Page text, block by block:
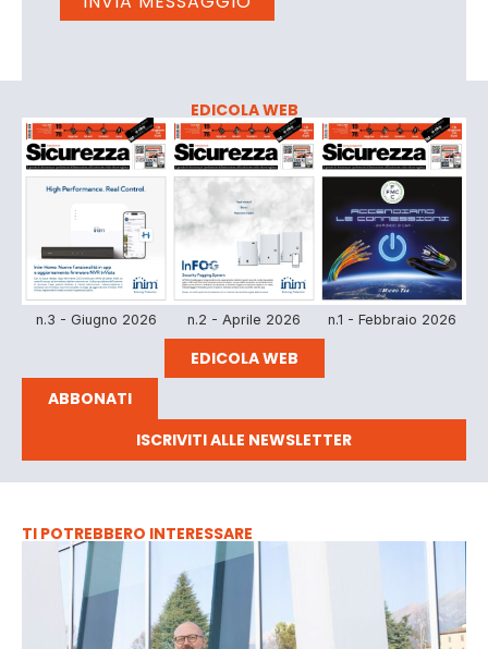
EDICOLA WEB
n.3 - Giugno 2026 n.2 - Aprile 2026 n.1 - Febbraio 2026
EDICOLA WEB
ABBONATI
ISCRIVITI ALLE NEWSLETTER
TI POTREBBERO INTERESSARE